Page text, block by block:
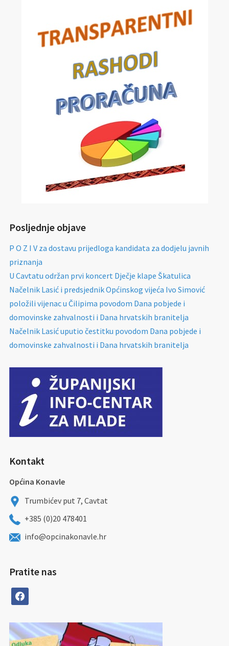
Posljednje objave
P O Z I V za dostavu prijedloga kandidata za dodjelu javnih
priznanja
U Cavtatu održan prvi koncert Dječje klape Škatulica
Načelnik Lasić i predsjednik Općinskog vijeća Ivo Simović
položili vijenac u Čilipima povodom Dana pobjede i
domovinske zahvalnosti i Dana hrvatskih branitelja
Načelnik Lasić uputio čestitku povodom Dana pobjede i
domovinske zahvalnosti i Dana hrvatskih branitelja
Kontakt
Općina Konavle
Trumbićev put 7, Cavtat
+385 (0)20 478401
info@opcinakonavle.hr
Pratite nas
facebook